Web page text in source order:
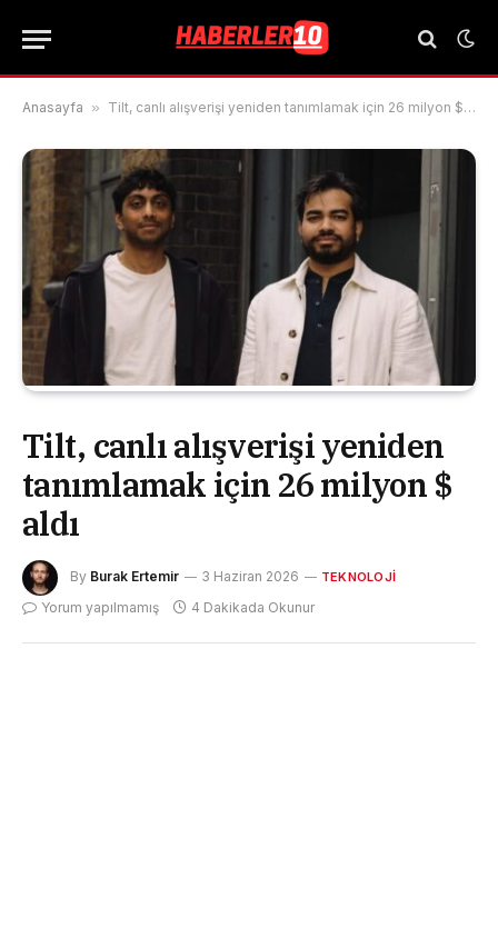
Anasayfa » Tilt, canlı alışverişi yeniden tanımlamak için 26 milyon $ aldı
Tilt, canlı alışverişi yeniden
tanımlamak için 26 milyon $
aldı
By Burak Ertemir 3 Haziran 2026 TEKNOLOJI
Yorum yapılmamış 4 Dakikada Okunur